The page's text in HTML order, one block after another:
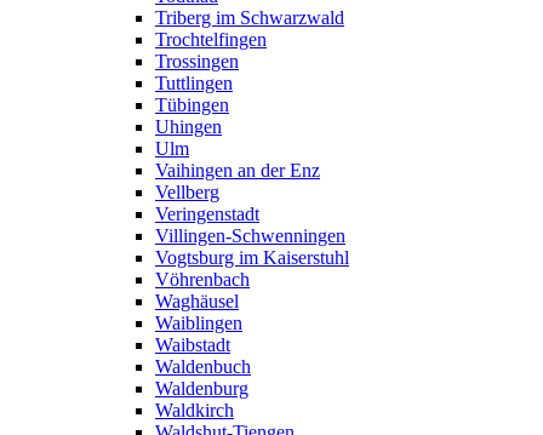
Triberg im Schwarzwald
Trochtelfingen
Trossingen
Tuttlingen
Tübingen
Uhingen
Ulm
Vaihingen an der Enz
Vellberg
Veringenstadt
Villingen-Schwenningen
Vogtsburg im Kaiserstuhl
Vöhrenbach
Waghäusel
Waiblingen
Waibstadt
Waldenbuch
Waldenburg
Waldkirch